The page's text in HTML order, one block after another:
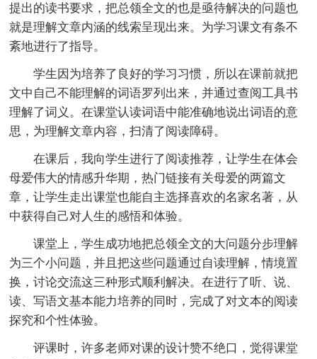
提出的读书要求，把总领全文的也是亟待解决的问题也
就是理解文章内涵的线索呈现出来。为学习课文有条不
紊地进行了指导。
学生因为培养了良好的学习习惯，所以在课前就把
文中自己不能理解的词语罗列出来，并通过查阅工具书
理解了词义。在课堂认读词语中能准确地说出词语的意
思，为理解文章内容，扫清了阅读障碍。
在课后，我向学生进行了阅读推荐，让学生在体会
母爱伟大的情感升华期，热门链接有关母爱的两篇文
章，让学生走出课堂也能自主选择喜欢的名家名著，从
中获得自己对人生的感悟和体验。
课堂上，学生成功地把总领全文的大问题分步理解
为三个小问题，并且把这些问题通过自读理解，情境置
换，讨论交流这三种形式顺利解决。在进行了听、说、
读、写语文基本能力培养的同时，完成了对文本的阅读
探究和个性体验。
评课时，许多老师对课的设计赞不绝口，觉得课堂